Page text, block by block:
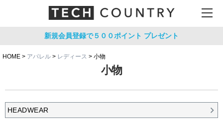
新規会員登録で５００ポイント プレゼント
HOME アパレル レディース 小物
小物
HEADWEAR